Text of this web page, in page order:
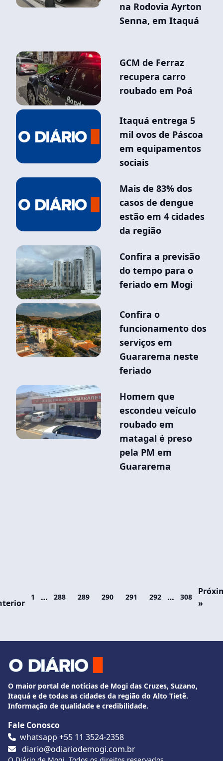
na Rodovia Ayrton
Senna, em Itaquá
GCM de Ferraz
recupera carro
roubado em Poá
Itaquá entrega 5
mil ovos de Páscoa
em equipamentos
sociais
Mais de 83% dos
casos de dengue
estão em 4 cidades
da região
Confira a previsão
do tempo para o
feriado em Mogi
Confira o
funcionamento dos
serviços em
Guararema neste
feriado
Homem que
escondeu veículo
roubado em
matagal é preso
pela PM em
Guararema
1 … 288 289 290 291 292 … 308
»
O maior portal de notícias de Mogi das Cruzes, Suzano,
Itaquá e de todas as cidades da região do Alto Tietê.
Informação de qualidade e credibilidade.
Fale Conosco
whatsapp +55 11 3524-2358
diario@odiariodemogi.com.br